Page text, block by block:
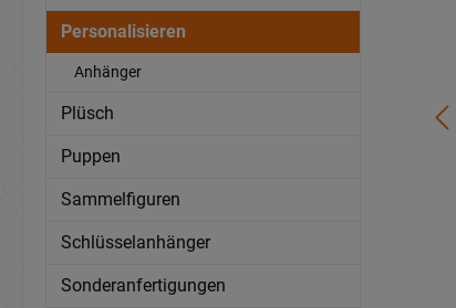
Personalisieren
Anhänger
Plüsch
Puppen
Sammelfiguren
Schlüsselanhänger
Sonderanfertigungen
Artikelnummer:12655